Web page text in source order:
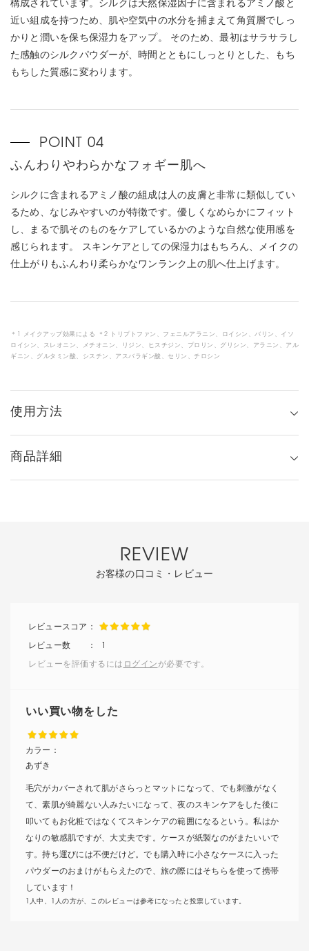
構成されています。シルクは天然保湿因子に含まれるアミノ酸と
近い組成を持つため、肌や空気中の水分を捕まえて角質層でしっ
かりと潤いを保ち保湿力をアップ。 そのため、最初はサラサラし
た感触のシルクパウダーが、時間とともにしっとりとした、もち
もちした質感に変わります。
ふんわりやわらかなフォギー肌へ
シルクに含まれるアミノ酸の組成は人の皮膚と非常に類似してい
るため、なじみやすいのが特徴です。優しくなめらかにフィット
し、まるで肌そのものをケアしているかのような自然な使用感を
感じられます。 スキンケアとしての保湿力はもちろん、メイクの
仕上がりもふんわり柔らかなワンランク上の肌へ仕上げます。
＊1 メイクアップ効果による ＊2 トリプトファン、フェニルアラニン、ロイシン、バリン、イソ
ロイシン、スレオニン、メチオニン、リジン、ヒスチジン、プロリン、グリシン、アラニン、アル
ギニン、グルタミン酸、シスチン、アスバラギン酸、セリン、チロシン
使用方法
商品詳細
REVIEW
お客様の口コミ・レビュー
レビューを評価するには ログイン が必要です。
いい買い物をした
あずき
カラー：
毛穴がカバーされて肌がさらっとマットになって、でも刺激がなく
て、素肌が綺麗ない人みたいになって、夜のスキンケアをした後に
叩いてもお化粧ではなくてスキンケアの範囲になるという。私はか
なりの敏感肌ですが、大丈夫です。ケースが紙製なのがまたいいで
す。持ち運びには不便だけど。でも購入時に小さなケースに入った
パウダーのおまけがもらえたので、旅の際にはそちらを使って携帯
しています！
1人中、1人の方が、このレビューは参考になったと投票しています。